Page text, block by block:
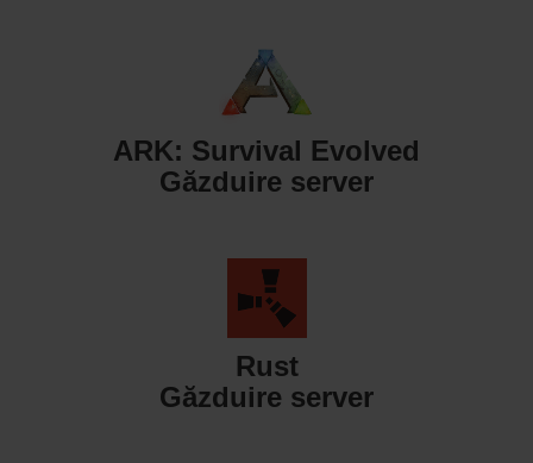
ARK: Survival Evolved
Găzduire server
Rust
Găzduire server